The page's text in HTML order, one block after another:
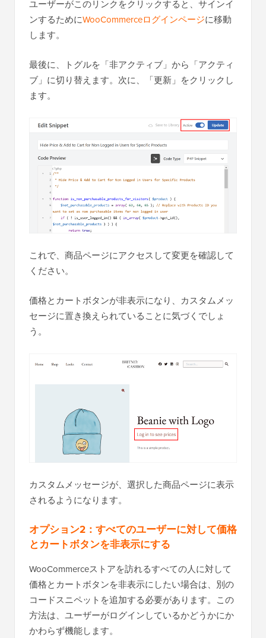
ユーザーがこのリンクをクリックすると、サインイ
ンするためにWooCommerceログインページに移動
します。
最後に、トグルを「非アクティブ」から「アクティ
ブ」に切り替えます。次に、「更新」をクリックし
ます。
これで、商品ページにアクセスして変更を確認して
ください。
価格とカートボタンが非表示になり、カスタムメッ
セージに置き換えられていることに気づくでしょ
う。
カスタムメッセージが、選択した商品ページに表示
されるようになります。
オプション2：すべてのユーザーに対して価格
とカートボタンを非表示にする
WooCommerceストアを訪れるすべての人に対して
価格とカートボタンを非表示にしたい場合は、別の
コードスニペットを追加する必要があります。この
方法は、ユーザーがログインしているかどうかにか
かわらず機能します。